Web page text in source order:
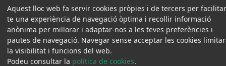
Aquest lloc web fa servir cookies pròpies i de tercers per
te una experiència de navegació òptima i recollir informació
anònima per millorar i adaptar-nos a les teves preferències i
pautes de navegació. Navegar sense acceptar les cookies
la visibilitat i funcions del web.
Podeu consultar la política de cookies.